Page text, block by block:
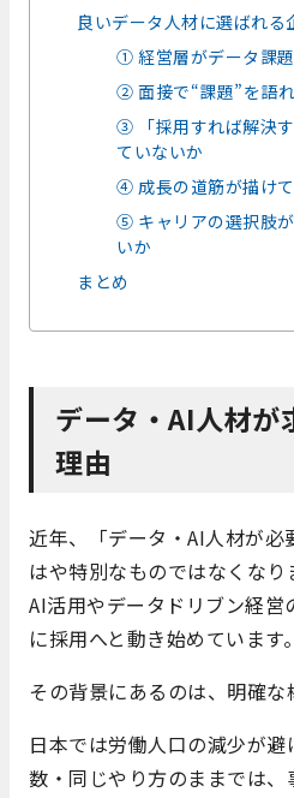
良いデータ人材に選ばれる
① 経営層がデータ課
② 面接で“課題”を語
③ 「採用すれば解決
ていないか
④ 成長の道筋が描け
⑤ キャリアの選択肢
いか
まとめ
データ・AI人材が
理由
近年、「データ・AI人材が必
はや特別なものではなくなり
AI活用やデータドリブン経
に採用へと動き始めています。
その背景にあるのは、明確な
日本では労働人口の減少が
数・同じやり方のままでは